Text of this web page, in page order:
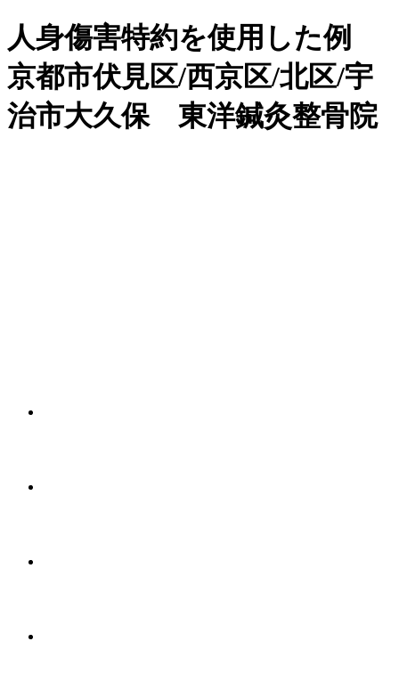
人身傷害特約を使用した例
京都市伏見区/西京区/北区/宇
治市大久保 東洋鍼灸整骨院